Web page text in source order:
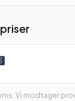
Vi modtager